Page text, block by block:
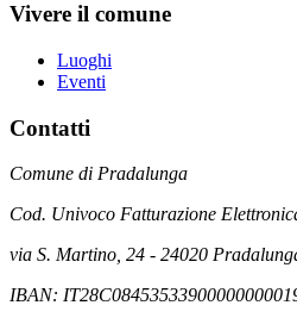
Vivere il comune
Luoghi
Eventi
Contatti
Comune di Pradalunga
Cod. Univoco Fatturazione
via S. Martino, 24 - 24020
IBAN: